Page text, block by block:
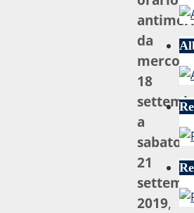
da
18
a
sabato
21
2019,